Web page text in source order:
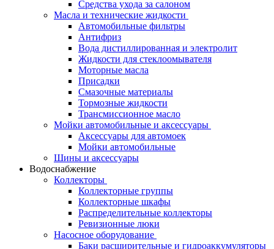
Средства ухода за салоном
Масла и технические жидкости
Автомобильные фильтры
Антифриз
Вода дистиллированная и электролит
Жидкости для стеклоомывателя
Моторные масла
Присадки
Смазочные материалы
Тормозные жидкости
Трансмиссионное масло
Мойки автомобильные и аксессуары
Аксессуары для автомоек
Мойки автомобильные
Шины и аксессуары
Водоснабжение
Коллекторы
Коллекторные группы
Коллекторные шкафы
Распределительные коллекторы
Ревизионные люки
Насосное оборудование
Баки расширительные и гидроаккумуляторы